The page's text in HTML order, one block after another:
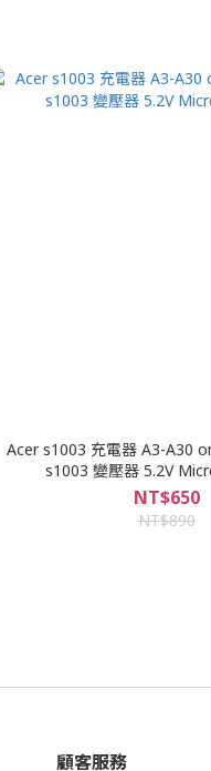
Acer s1003 充電器 A3-A30
s1003 變壓器 5.2V
NT$650
NT$890
顧客服務